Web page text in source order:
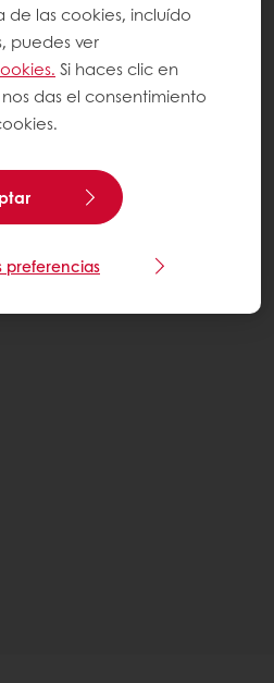
las cookies, incluído
puedes ver
Si haces clic en
das el consentimiento
preferencias